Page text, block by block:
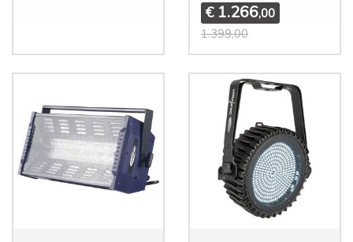
€ 1.266,00
1.399,00